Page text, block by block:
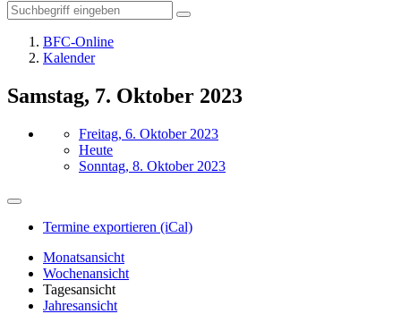
BFC-Online
Kalender
Samstag, 7. Oktober 2023
Freitag, 6. Oktober 2023
Heute
Sonntag, 8. Oktober 2023
Termine exportieren (iCal)
Monatsansicht
Wochenansicht
Tagesansicht
Jahresansicht